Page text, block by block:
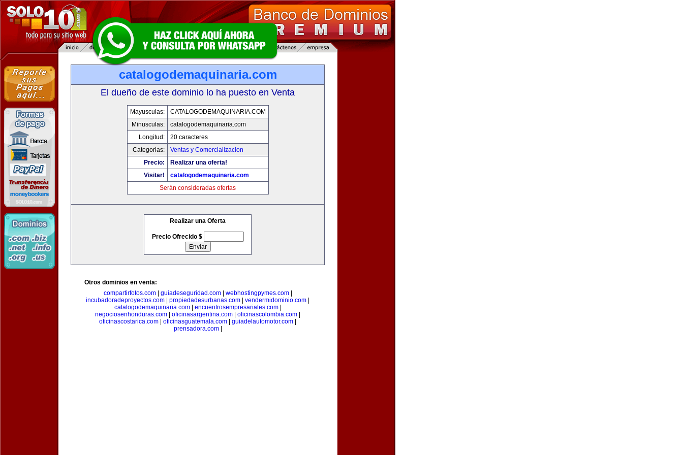
catalogodemaquinaria.com
El dueño de este dominio lo ha puesto en Venta
Mayusculas:
CATALOGODEMAQUINARIA.COM
Minusculas:
catalogodemaquinaria.com
Longitud:
20 caracteres
Categorias:
Ventas y Comercializacion
Precio:
Realizar una oferta!
Visitar!
catalogodemaquinaria.com
Serán consideradas ofertas
Realizar una Oferta
Precio Ofrecido $
Otros dominios en venta:
compartirfotos.com| guiadeseguridad.com| webhostingpymes.com|
incubadoradeproyectos.com
propiedadesurbanas.com vendermidominio.com
catalogodemaquinaria.com| encuentrosempresariales.com|
negociosenhonduras.com
oficinasargentina.com oficinascolombia.com
oficinascostarica.com
oficinasguatemala.com guiadelautomotor.com
prensadora.com|